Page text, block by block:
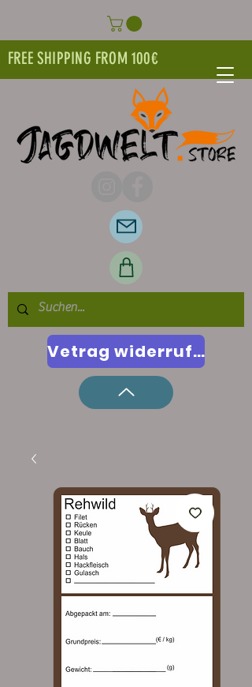
FREE SHIPPING FROM 100€
Vetrag widerrufen